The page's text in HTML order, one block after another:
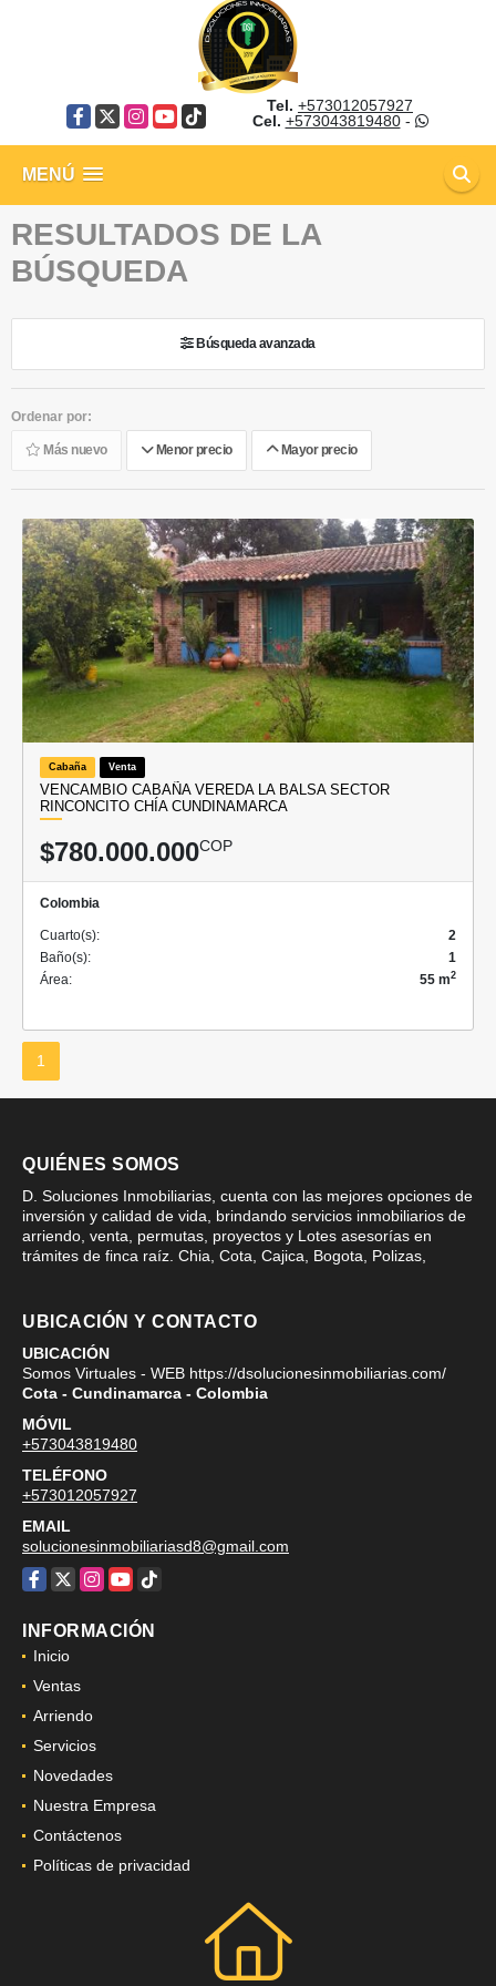
Facebook
X Instagram
YouTube
TikTok
Tel. +573012057927
Cel. +573043819480-
MENÚ
RESULTADOS DE LA
BÚSQUEDA
Búsqueda avanzada
Ordenar por:
Más nuevo Menor precio Mayor precio
Cabaña Venta
VENCAMBIO CABAÑA VEREDA LA BALSA SECTOR
RINCONCITO CHÍA CUNDINAMARCA
$780.000.000COP
Colombia
Cuarto(s):
2
Baño(s):
1
Área:
55 m2
1
QUIÉNES SOMOS
D. Soluciones Inmobiliarias, cuenta con las mejores opciones de
inversión y calidad de vida, brindando servicios inmobiliarios de
arriendo, venta, permutas, proyectos y Lotes asesorías en
trámites de finca raíz. Chia, Cota, Cajica, Bogota, Polizas,
UBICACIÓN Y CONTACTO
UBICACIÓN
Somos Virtuales - WEB https://dsolucionesinmobiliarias.com/
Cota - Cundinamarca - Colombia
MÓVIL
+573043819480
TELÉFONO
+573012057927
EMAIL
solucionesinmobiliariasd8@gmail.com
Facebook
X Instagram
YouTube
TikTok
INFORMACIÓN
Inicio
Ventas
Arriendo
Servicios
Novedades
Nuestra Empresa
Contáctenos
Políticas de privacidad